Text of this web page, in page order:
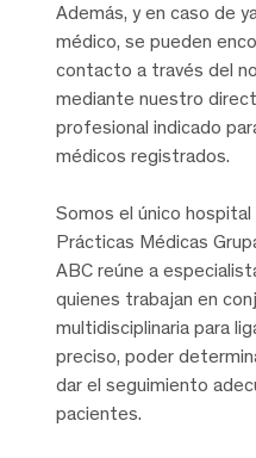
Además, y en caso de
médico, se pueden
contacto a través del
mediante nuestro
profesional indicado
médicos registrados.
Somos el único
Prácticas Médicas
ABC reúne a
quienes trabajan en
multidisciplinaria para
preciso, poder
dar el seguimiento
pacientes.